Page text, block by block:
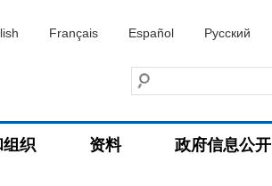
Français Español Русский
组织 资料 政府信息公开